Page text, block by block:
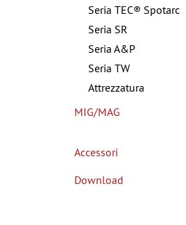
Seria TEC® Spotarc
Seria SR
Seria A&P
Seria TW
Attrezzatura
MIG/MAG
Accessori
Download